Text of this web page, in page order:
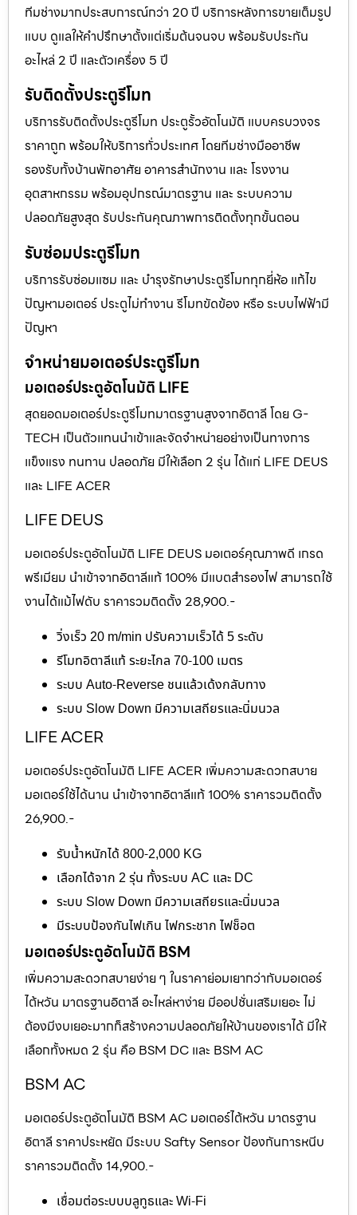
ทีมช่างมากประสบการณ์กว่า 20 ปี บริการหลังการขายเต็มรูป
แบบ ดูแลให้คำปรึกษาตั้งแต่เริ่มต้นจนจบ พร้อมรับประกัน
อะไหล่ 2 ปี และตัวเครื่อง 5 ปี
รับติดตั้งประตูรีโมท
บริการรับติดตั้งประตูรีโมท ประตูรั้วอัตโนมัติ แบบครบวงจร
ราคาถูก พร้อมให้บริการทั่วประเทศ โดยทีมช่างมืออาชีพ
รองรับทั้งบ้านพักอาศัย อาคารสำนักงาน และ โรงงาน
อุตสาหกรรม พร้อมอุปกรณ์มาตรฐาน และ ระบบความ
ปลอดภัยสูงสุด รับประกันคุณภาพการติดตั้งทุกขั้นตอน
รับซ่อมประตูรีโมท
บริการรับซ่อมแซม และ บำรุงรักษาประตูรีโมททุกยี่ห้อ แก้ไข
ปัญหามอเตอร์ ประตูไม่ทำงาน รีโมทขัดข้อง หรือ ระบบไฟฟ้ามี
ปัญหา
จำหน่ายมอเตอร์ประตูรีโมท
มอเตอร์ประตูอัตโนมัติ LIFE
สุดยอดมอเตอร์ประตูรีโมทมาตรฐานสูงจากอิตาลี โดย G-
TECH เป็นตัวแทนนำเข้าและจัดจำหน่ายอย่างเป็นทางการ
แข็งแรง ทนทาน ปลอดภัย มีให้เลือก 2 รุ่น ได้แก่ LIFE DEUS
และ LIFE ACER
LIFE DEUS
มอเตอร์ประตูอัตโนมัติ LIFE DEUS มอเตอร์คุณภาพดี เกรด
พรีเมียม นำเข้าจากอิตาลีแท้ 100% มีแบตสำรองไฟ สามารถใช้
งานได้แม้ไฟดับ ราคารวมติดตั้ง 28,900.-
วิ่งเร็ว 20 m/min ปรับความเร็วได้ 5 ระดับ
รีโมทอิตาลีแท้ ระยะไกล 70-100 เมตร
ระบบ Auto-Reverse ชนแล้วเด้งกลับทาง
ระบบ Slow Down มีความเสถียรและนิ่มนวล
LIFE ACER
มอเตอร์ประตูอัตโนมัติ LIFE ACER เพิ่มความสะดวกสบาย
มอเตอร์ใช้ได้นาน นำเข้าจากอิตาลีแท้ 100% ราคารวมติดตั้ง
26,900.-
รับน้ำหนักได้ 800-2,000 KG
เลือกได้จาก 2 รุ่น ทั้งระบบ AC และ DC
ระบบ Slow Down มีความเสถียรและนิ่มนวล
มีระบบป้องกันไฟเกิน ไฟกระชาก ไฟช็อต
มอเตอร์ประตูอัตโนมัติ BSM
เพิ่มความสะดวกสบายง่าย ๆ ในราคาย่อมเยากว่ากับมอเตอร์
ไต้หวัน มาตรฐานอิตาลี อะไหล่หาง่าย มีออปชั่นเสริมเยอะ ไม่
ต้องมีงบเยอะมากก็สร้างความปลอดภัยให้บ้านของเราได้ มีให้
เลือกทั้งหมด 2 รุ่น คือ BSM DC และ BSM AC
BSM AC
มอเตอร์ประตูอัตโนมัติ BSM AC มอเตอร์ไต้หวัน มาตรฐาน
อิตาลี ราคาประหยัด มีระบบ Safty Sensor ป้องกันการหนีบ
ราคารวมติดตั้ง 14,900.-
เชื่อมต่อระบบบลูทูธและ Wi-Fi